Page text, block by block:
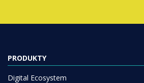
PRODUKTY
Digital Ecosystem